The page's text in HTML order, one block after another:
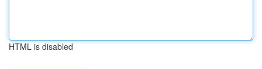
HTML is disabled